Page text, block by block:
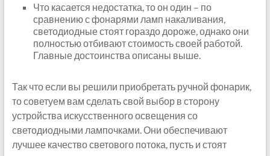
Что касается недостатка, то он один – по
сравнению с фонарями ламп накаливания,
светодиодные стоят гораздо дороже, однако они
полностью отбивают стоимость своей работой.
Главные достоинства описаны выше.
Так что если вы решили приобретать ручной фонарик,
то советуем вам сделать свой выбор в сторону
устройства искусственного освещения со
светодиодными лампочками. Они обеспечивают
лучшее качество светового потока, пусть и стоят